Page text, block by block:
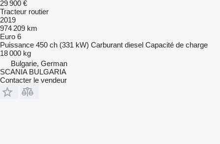
29 900 €
Tracteur routier
2019
974 209 km
Euro 6
Puissance 450 ch (331 kW) Carburant diesel Capacité de charge
18 000 kg
Bulgarie, German
SCANIA BULGARIA
Contacter le vendeur